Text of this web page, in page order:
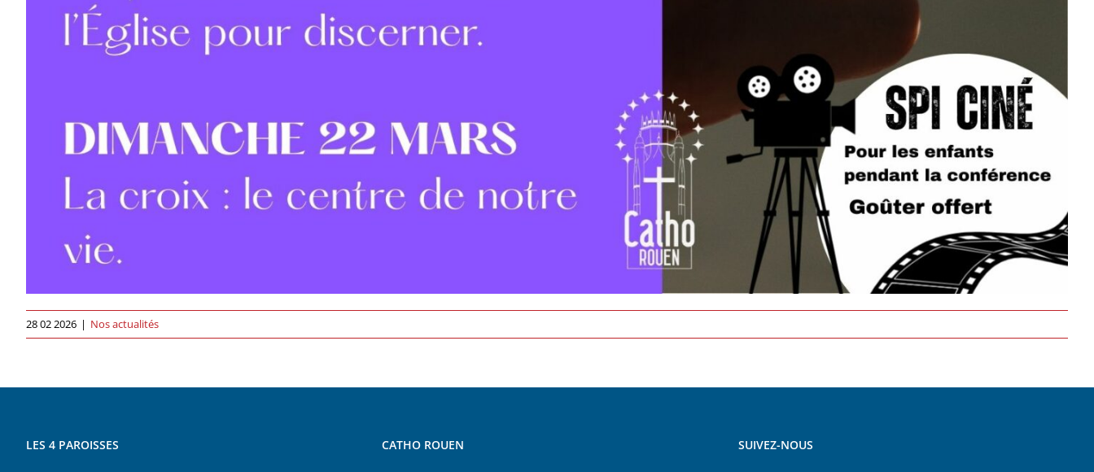
28 02 2026 | Nos actualités
LES 4 PAROISSES CATHO ROUEN SUIVEZ-NOUS